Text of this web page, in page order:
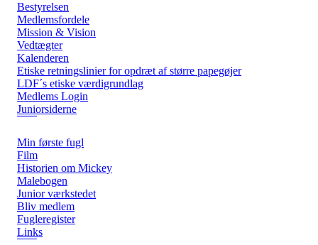
Bestyrelsen
Medlemsfordele
Mission & Vision
Vedtægter
Kalenderen
Etiske retningslinier for opdræt af større papegøjer
LDF´s etiske værdigrundlag
Medlems Login
Juniorsiderne
Min første fugl
Film
Historien om Mickey
Malebogen
Junior værkstedet
Bliv medlem
Fugleregister
Links